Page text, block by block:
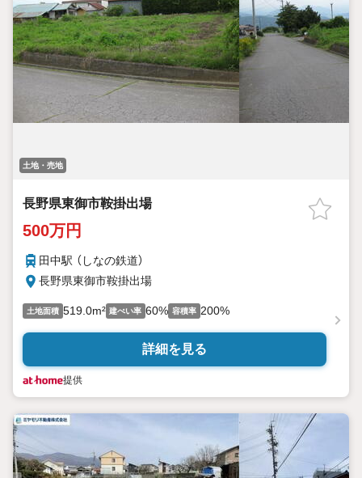
土地・売地
長野県東御市鞍掛出場
500万円
田中駅 （しなの鉄道）
長野県東御市鞍掛出場
土地面積 519.0m² 建ぺい率 60% 容積率 200%
詳細を見る
提供